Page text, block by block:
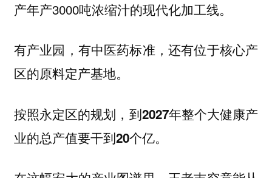
产年产3000吨浓缩汁的现代化加工线。
有产业园，有中医药标准，还有位于核心产
区的原料定产基地。
按照永定区的规划，到2027年整个大健康产
业的总产值要干到20个亿。